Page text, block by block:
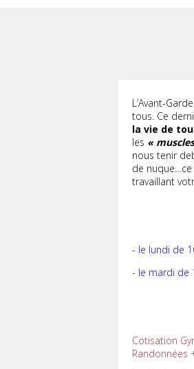
L’Avant-
tous. Ce
la vie de
les «
nous tenir
de
travaillant
- le lundi de
- le mardi de
Cotisation
Randonnées